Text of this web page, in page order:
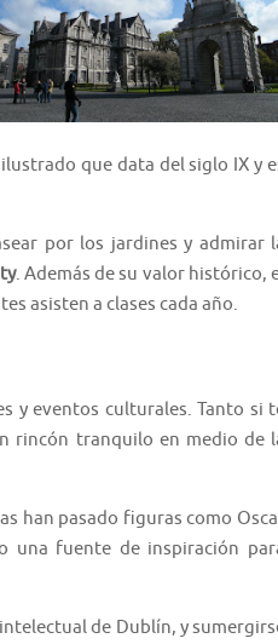
que data del siglo IX y
por los jardines y admirar
. Además de su valor histórico,
asisten a clases cada año.
y eventos culturales. Tanto si
rincón tranquilo en medio de
han pasado figuras como
una fuente de inspiración
de Dublín, y